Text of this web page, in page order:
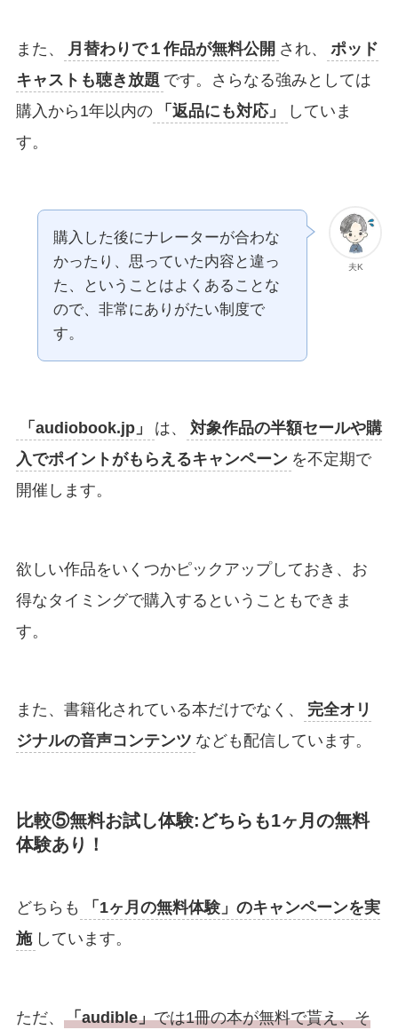
また、 月替わりで１作品が無料公開 され、
ポッド
キャストも聴き放題 です。さらなる強みとしては
購入から1年以内の
「返品にも対応」
していま
す。
夫K
購入した後にナレーターが合わな
かったり、思っていた内容と違っ
た、ということはよくあることな
ので、非常にありがたい制度で
す。
「 audiobook.jp」 は、
対象作品の半額セールや購
入でポイントがもらえるキャンペーン を不定期で
開催します。
欲しい作品をいくつかピックアップしておき、お
得なタイミングで購入するということもできま
す。
また、書籍化されている本だけでなく、
完全オリ
ジナルの音声コンテンツ なども配信しています。
比較⑤無料お試し体験:どちらも1ヶ月の無料
体験あり！
どちらも
「1ヶ月の無料体験」のキャンペーンを実
施 しています。
ただ、 「audible」では1冊の本が無料で貰え、そ